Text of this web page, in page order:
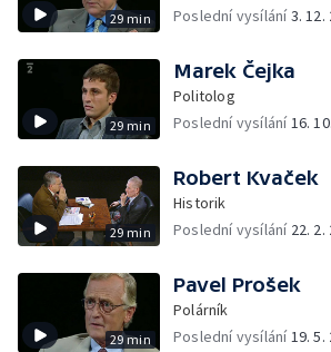
29 min
Poslední vysílání3. 12.
29 min
Marek Čejka
Politolog
Poslední vysílání16.
29 min
Robert Kvaček
Historik
Poslední vysílání 22. 2.
29 min
Pavel Prošek
Polárník
Poslední vysílání19. 5.